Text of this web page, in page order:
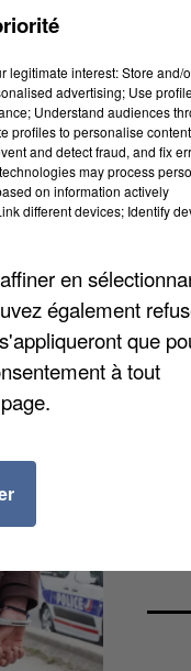
Des
de
legitimate interest: Store and/
advertising; Use
Understand audiences
profiles to personalise
and detect fraud, and fix
may process
on information actively
different devices; Identify
en
également
que
à tout